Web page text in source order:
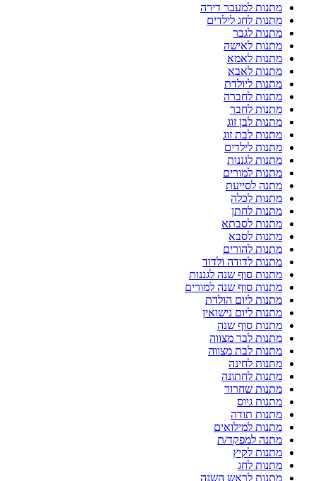
מתנות למעבר דירה
מתנות לחג לילדים
מתנות לגבר
מתנות לאישה
מתנות לאמא
מתנות לאבא
מתנות ליולדת
מתנות לחברה
מתנות לחבר
מתנות לבן זוג
מתנות לבת זוג
מתנות לילדים
מתנות לגננות
מתנות למורים
מתנה לסייעת
מתנות לכלה
מתנות לחתן
מתנות לסבתא
מתנות לסבא
מתנות להורים
מתנות לדודה ולדוד
מתנות סוף שנה לגננות
מתנות סוף שנה למורים
מתנות ליום הולדת
מתנות ליום נישואין
מתנות סוף שנה
מתנות לבר מצווה
מתנות לבת מצווה
מתנות לחינה
מתנות לחתונה
מתנות שחרור
מתנות גיוס
מתנות תודה
מתנות למילואים
מתנה למפקד/ת
מתנות לקיץ
מתנות לחג
מתנות לראש השנה